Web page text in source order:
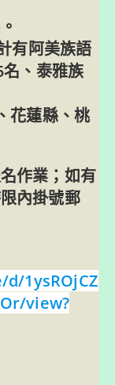
有阿美族語
、泰雅族
花蓮縣、桃
作業；如有
內掛號郵
1ysROjCZ
view?